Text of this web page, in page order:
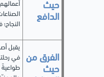
حيث
الدافع
الفرق من
حيث
يقبل
في
طواعيةً